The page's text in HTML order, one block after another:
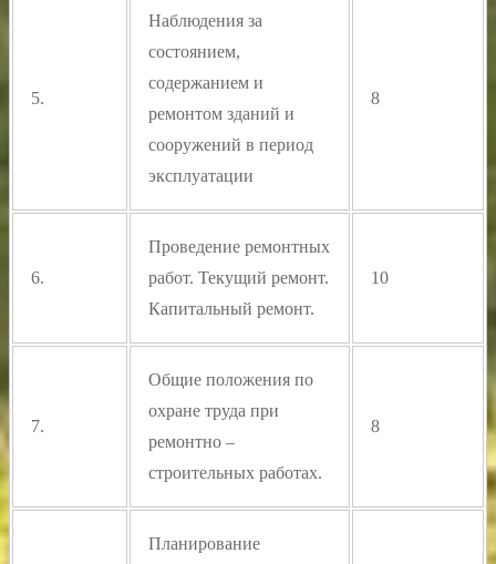
5.
Наблюдения за
состоянием,
содержанием и
ремонтом зданий и
сооружений в период
эксплуатации
8
6.
Проведение ремонтных
работ. Текущий ремонт.
Капитальный ремонт.
10
7.
Общие положения по
охране труда при
ремонтно –
строительных работах.
8
Планирование